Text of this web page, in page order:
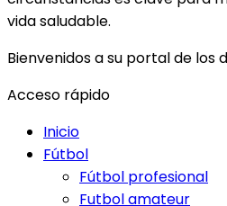
vida saludable.
Bienvenidos a su portal de los
Acceso rápido
Inicio
Fútbol
Fútbol profesional
Futbol amateur